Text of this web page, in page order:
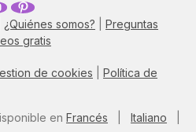
¿Quiénes somos?
Preguntas
gratis
de cookies
Política de
en Francés Italiano